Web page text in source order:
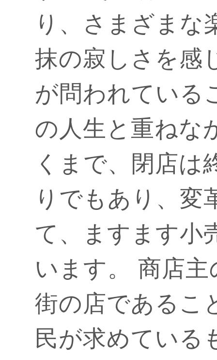
り、さまざまな
抹の寂しさを感
が問われている
の人生と重ねな
くまで、閉店は
りでもあり、変
て、ますます小
います。 商店
街の店であるこ
民が求めている